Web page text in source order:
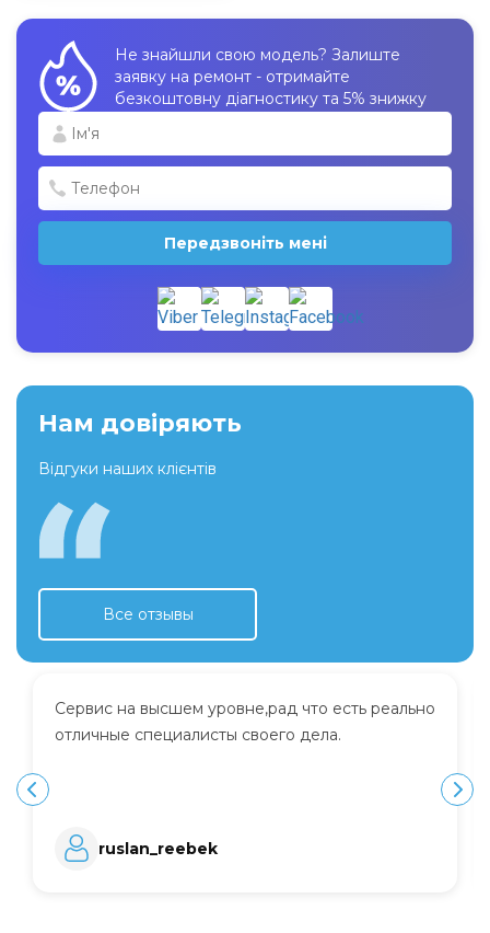
Не знайшли свою модель? Залиште
заявку на ремонт - отримайте
безкоштовну діагностику та 5% знижку
Передзвоніть мені
Нам довіряють
Відгуки наших клієнтів
Все отзывы
Сервис на высшем уровне,рад что есть реально
отличные специалисты своего дела.
ruslan_reebek